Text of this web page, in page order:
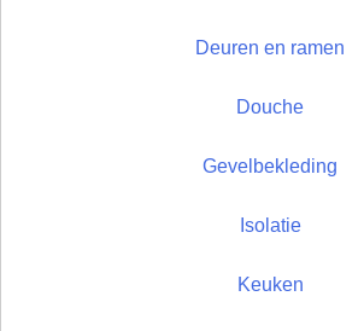
Deuren en ramen
Douche
Gevelbekleding
Isolatie
Keuken